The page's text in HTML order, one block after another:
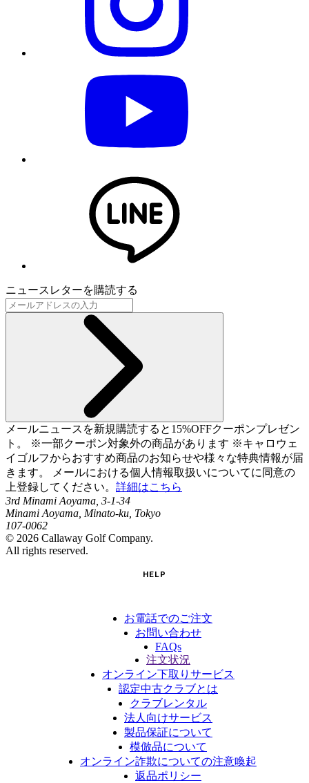
ニュースレターを購読する
メールニュースを新規購読すると15%OFFクーポンプレゼン
ト。 ※一部クーポン対象外の商品があります ※キャロウェ
イゴルフからおすすめ商品のお知らせや様々な特典情報が届
きます。 メールにおける個人情報取扱いについてに同意の
上登録してください。 詳細はこちら
3rd Minami Aoyama, 3-1-34
Minami Aoyama, Minato-ku, Tokyo
107-0062
© 2026 Callaway Golf Company.
All rights reserved.
HELP
お電話でのご注文
お問い合わせ
FAQs
注文状況
オンライン下取りサービス
認定中古クラブとは
クラブレンタル
法人向けサービス
製品保証について
模倣品について
オンライン詐欺についての注意喚起
返品ポリシー